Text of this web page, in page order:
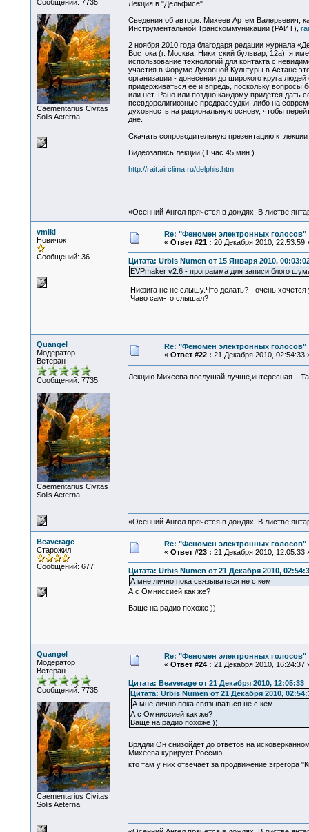
Сообщений: 7735
Сaementarius Civitas
Solis Aeterna
Лекция в "Дельфисе"
Сведения об авторе. Михеев Артем Валерьевич,
Инструментальной Транскоммуникации (РАИТ),
2 ноября 2010 года благодаря редации журнала
Востока (г. Москва, Никитский бульвар, 12а) я
использование технологий для контакта с
участия в Форуме Духовной Культуры в Астане
организации - донесении до широкого круга
придерживаться ее и впредь, поскольку вопросы
или нет. Рано или поздно каждому придется дать
псевдорелигиозные предрассудки, либо на
духовность на рациональную основу, чтобы
дне.
Скачать сопроводительную презентацию к
Видеозапись лекции (1 час 45 мин.)
http://rait.airclima.ru/delphis.htm
«Осенний Ангел прячется в дождях. В листве
vmikl
Новичок
Сообщений: 36
Re: "Феномен электронных голосов"
« Ответ #21 : 20 Декабря 2010, 22:53:59
Цитата: Urbis Numen от 15 Января 2010,
EVPmaker v2.6 - программа для записи блого
Нифига не не слышу.Что делать? - очень
Чаво сам-то слышал?
Quangel
Модератор
Ветеран
Сообщений: 7735
Сaementarius Civitas
Solis Aeterna
Re: "Феномен электронных голосов"
« Ответ #22 : 21 Декабря 2010, 02:54:33
Лекцию Михеева послушай лучше,интересная...
«Осенний Ангел прячется в дождях. В листве
Beaverage
Старожил
Сообщений: 677
Re: "Феномен электронных голосов"
« Ответ #23 : 21 Декабря 2010, 12:05:33
Цитата: Urbis Numen от 21 Декабря 2010,
А мне лично пока связываться не с кем.
А с Омниссией как же?
Ваще на радио похоже ))
Quangel
Модератор
Ветеран
Сообщений: 7735
Сaementarius Civitas
Solis Aeterna
Re: "Феномен электронных голосов"
« Ответ #24 : 21 Декабря 2010, 16:24:37
Цитата: Beaverage от 21 Декабря 2010, 12:05:33
Цитата: Urbis Numen от 21 Декабря 2010,
А мне лично пока связываться не с кем.
А с Омниссией как же?
Ваще на радио похоже ))
Врядли Он снизойдет до ответов на
Михеева курирует Россию,
кто там у них отвечает за продвижение